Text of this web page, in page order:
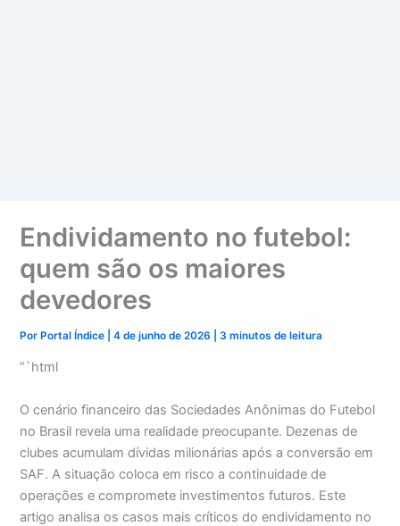
Endividamento no futebol:
quem são os maiores
devedores
PorPortal Índice |4 de junho de 2026 |3 minutos de leitura
“`html
O cenário financeiro das Sociedades Anônimas do Futebol
no Brasil revela uma realidade preocupante. Dezenas de
clubes acumulam dívidas milionárias após a conversão em
SAF. A situação coloca em risco a continuidade de
operações e compromete investimentos futuros. Este
artigo analisa os casos mais críticos do endividamento no